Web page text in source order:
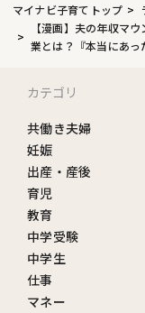
マイナビ子育てトップ
【漫画】夫の年収マ
業とは？『本当にあ
カテゴリ
共働き夫婦
妊娠
出産・産後
育児
教育
中学受験
中学生
仕事
マネー